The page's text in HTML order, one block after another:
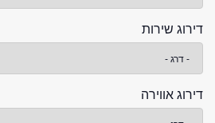
דירוג שירות
דירוג אווירה